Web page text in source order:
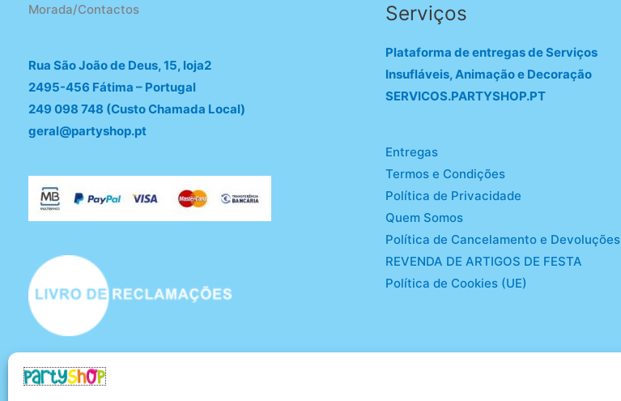
Morada/Contactos
Rua São João de Deus, 15, loja2
2495-456 Fátima – Portugal
249 098 748 (Custo Chamada Local)
geral@partyshop.pt
Serviços
Plataforma de entregas de Serviços
Insufláveis, Animação e Decoração
SERVICOS.PARTYSHOP.PT
Entregas
Termos e Condições
Política de Privacidade
Quem Somos
Política de Cancelamento e Devoluções
REVENDA DE ARTIGOS DE FESTA
Política de Cookies (UE)